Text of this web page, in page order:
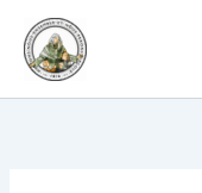
contenu